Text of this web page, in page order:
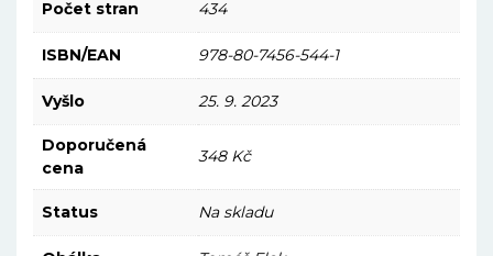
Počet stran 434
ISBN/EAN 978-80-7456-544-1
Vyšlo 25. 9. 2023
Doporučená
cena
348 Kč
Status Na skladu